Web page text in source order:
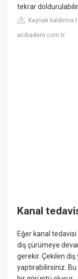
tekrar doldurulabilir.
Kaynak kaldırma
acibadem.com.tr
Kanal
Eğer kanal
diş çürümeye
gerekir. Çekilen
yaptırabilirsiniz.